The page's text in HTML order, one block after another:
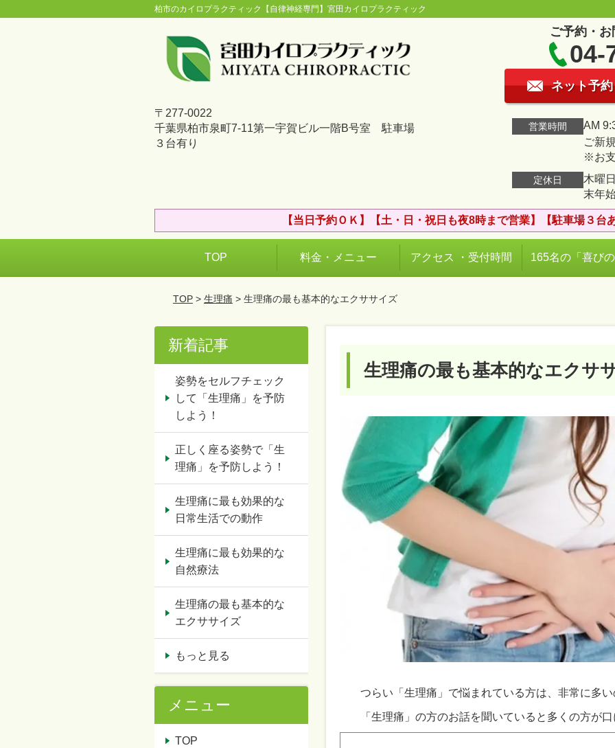
柏市のカイロプラクティック【自律神経専門】宮田カイロプラクティック
〒277-0022
千葉県柏市泉町7-11第一宇賀ビル一階B号室 駐車場
３台有り
ご予約・
04-
ネット予約
営業時間
AM
ご新
※お
定休日
木曜
末年
【当日予約ＯＫ】【土・日・祝日も夜8時まで営業】【駐車場３台
TOP 料金・メニュー アクセス ・受付時間 165名の「喜び
TOP> 生理痛 > 生理痛の最も基本的なエクササイズ
生理痛の最も基本的なエクサ
つらい「生理痛」で悩まれている方は、非常に多
「生理痛」の方のお話を聞いていると多くの方が
新着記事
姿勢をセルフチェック
して「生理痛」を予防
しよう！
正しく座る姿勢で「生
理痛」を予防しよう！
生理痛に最も効果的な
日常生活での動作
生理痛に最も効果的な
自然療法
生理痛の最も基本的な
エクササイズ
もっと見る
メニュー
TOP